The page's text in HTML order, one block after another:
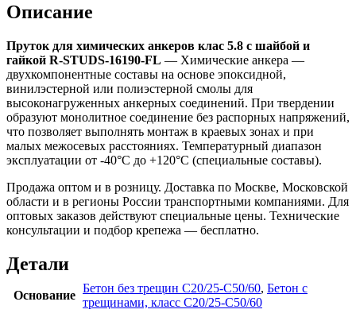
Описание
Пруток для химических анкеров клас 5.8 с шайбой и
гайкой R-STUDS-16190-FL — Химические анкера —
двухкомпонентные составы на основе эпоксидной,
винилэстерной или полиэстерной смолы для
высоконагруженных анкерных соединений. При твердении
образуют монолитное соединение без распорных напряжений,
что позволяет выполнять монтаж в краевых зонах и при
малых межосевых расстояниях. Температурный диапазон
эксплуатации от -40°C до +120°C (специальные составы).
Продажа оптом и в розницу. Доставка по Москве, Московской
области и в регионы России транспортными компаниями. Для
оптовых заказов действуют специальные цены. Технические
консультации и подбор крепежа — бесплатно.
Детали
Основание
Бетон без трещин C20/25-C50/60, Бетон с
трещинами, класс C20/25-C50/60